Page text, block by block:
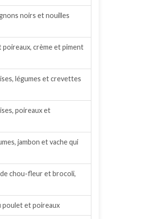
noirs et nouilles
crème et piment
légumes et crevettes
poireaux et
jambon et vache qui
chou-fleur et brocoli,
poulet et poireaux